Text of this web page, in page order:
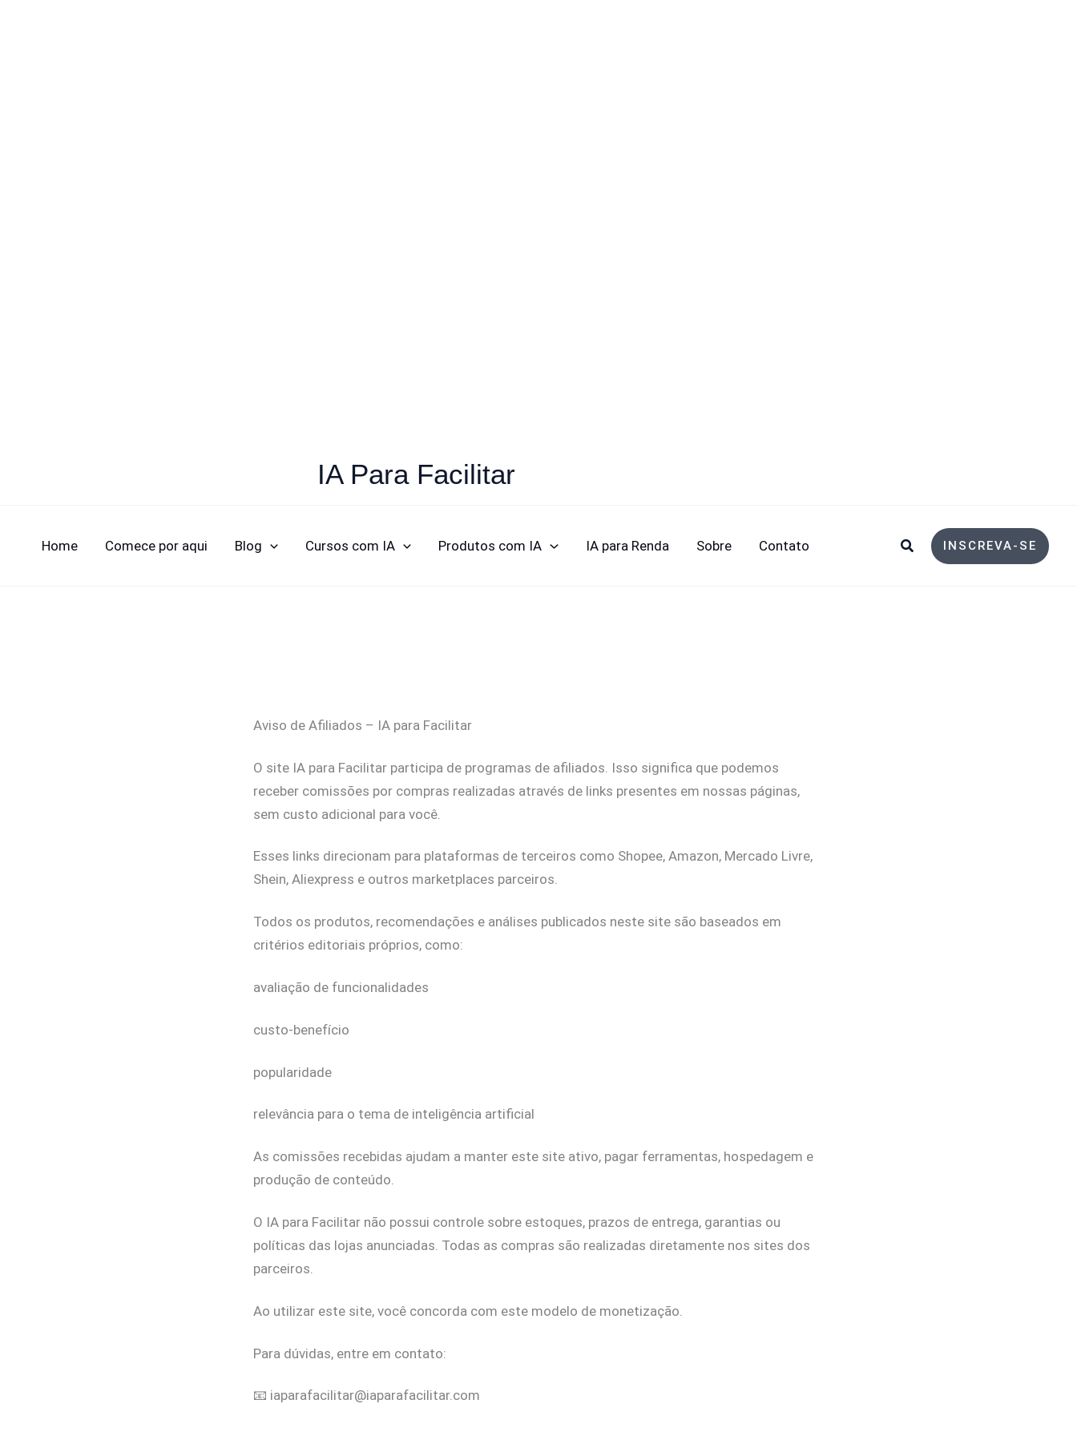
IA Para Facilitar
Home Comece por aqui Blog Cursos com IA Produtos com IA IA para Renda Sobre Contato PesquisarINSCREVA-SE
Aviso de Afiliados – IA para Facilitar
O site IA para Facilitar participa de programas de afiliados. Isso significa que podemos
receber comissões por compras realizadas através de links presentes em nossas páginas,
sem custo adicional para você.
Esses links direcionam para plataformas de terceiros como Shopee, Amazon, Mercado Livre,
Shein, Aliexpress e outros marketplaces parceiros.
Todos os produtos, recomendações e análises publicados neste site são baseados em
critérios editoriais próprios, como:
avaliação de funcionalidades
custo-benefício
popularidade
relevância para o tema de inteligência artificial
As comissões recebidas ajudam a manter este site ativo, pagar ferramentas, hospedagem e
produção de conteúdo.
O IA para Facilitar não possui controle sobre estoques, prazos de entrega, garantias ou
políticas das lojas anunciadas. Todas as compras são realizadas diretamente nos sites dos
parceiros.
Ao utilizar este site, você concorda com este modelo de monetização.
Para dúvidas, entre em contato:
📧 iaparafacilitar@iaparafacilitar.com